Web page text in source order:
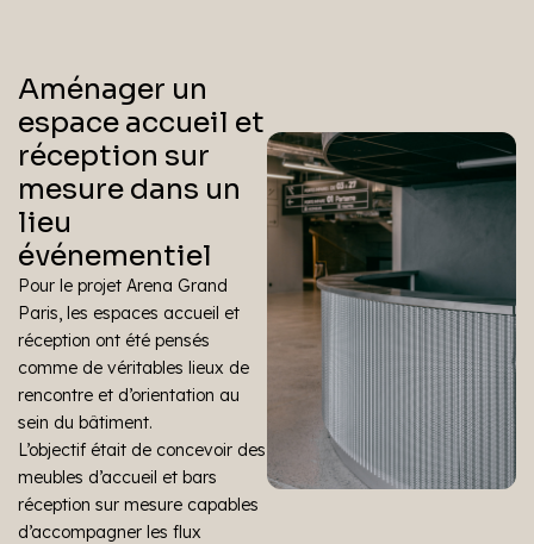
Aménager un
espace accueil et
réception sur
mesure dans un
lieu
événementiel
Pour le projet Arena Grand
Paris, les espaces accueil et
réception ont été pensés
comme de véritables lieux de
rencontre et d’orientation au
sein du bâtiment.
L’objectif était de concevoir des
meubles d’accueil et bars
réception sur mesure capables
d’accompagner les flux